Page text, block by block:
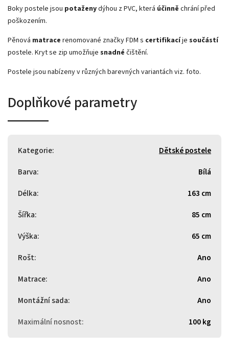
Boky postele jsou potaženydýhou z PVC, která účinně chrání před
poškozením.
Pěnová matrace renomované značky FDM s certifikacíje součástí
postele. Kryt se zip umožňuje snadné čištění.
Postele jsou nabízeny v různých barevných variantách viz. foto.
Doplňkové parametry
Kategorie:
Dětské postele
Barva:
Bílá
Délka:
163 cm
Šířka:
85 cm
Výška:
65 cm
Rošt:
Ano
Matrace:
Ano
Montážní sada:
Ano
Maximální nosnost: 100 kg